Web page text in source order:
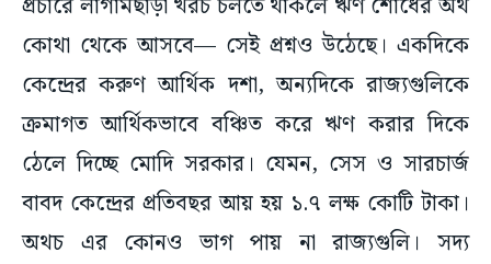
কোথা থেকে আসবে— সেই প্রশ্নও উঠেছে। একদিকে
কেন্দ্রের করুণ আর্থিক দশা, অন্যদিকে রাজ্যগুলিকে
ক্রমাগত আর্থিকভাবে বঞ্চিত করে ঋণ করার দিকে
ঠেলে দিচ্ছে মোদি সরকার। যেমন, সেস ও সারচার্জ
বাবদ কেন্দ্রের প্রতিবছর আয় হয় ১.৭ লক্ষ কোটি টাকা।
অথচ এর কোনও ভাগ পায় না রাজ্যগুলি। সদ্য